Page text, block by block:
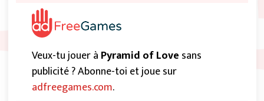
Veux-tu jouer à Pyramid of Love sans
publicité ? Abonne-toi et joue sur
adfreegames.com.